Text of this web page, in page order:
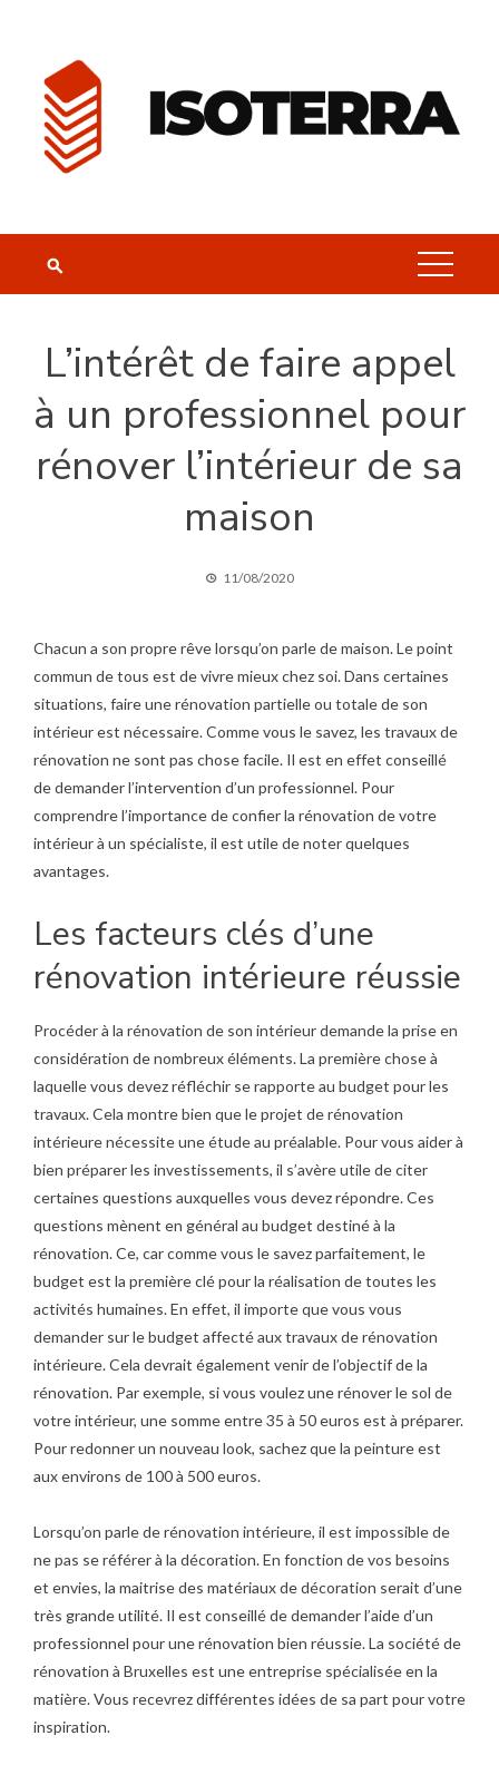
content
L’intérêt de faire appel
à un professionnel pour
rénover l’intérieur de sa
maison
11/08/2020
Chacun a son propre rêve lorsqu’on parle de maison. Le point
commun de tous est de vivre mieux chez soi. Dans certaines
situations, faire une rénovation partielle ou totale de son
intérieur est nécessaire. Comme vous le savez, les travaux de
rénovation ne sont pas chose facile. Il est en effet conseillé
de demander l’intervention d’un professionnel. Pour
comprendre l’importance de confier la rénovation de votre
intérieur à un spécialiste, il est utile de noter quelques
avantages.
Les facteurs clés d’une
rénovation intérieure réussie
Procéder à la rénovation de son intérieur demande la prise en
considération de nombreux éléments. La première chose à
laquelle vous devez réfléchir se rapporte au budget pour les
travaux. Cela montre bien que le projet de rénovation
intérieure nécessite une étude au préalable. Pour vous aider à
bien préparer les investissements, il s’avère utile de citer
certaines questions auxquelles vous devez répondre. Ces
questions mènent en général au budget destiné à la
rénovation. Ce, car comme vous le savez parfaitement, le
budget est la première clé pour la réalisation de toutes les
activités humaines. En effet, il importe que vous vous
demander sur le budget affecté aux travaux de rénovation
intérieure. Cela devrait également venir de l’objectif de la
rénovation. Par exemple, si vous voulez une rénover le sol de
votre intérieur, une somme entre 35 à 50 euros est à préparer.
Pour redonner un nouveau look, sachez que la peinture est
aux environs de 100 à 500 euros.
Lorsqu’on parle de rénovation intérieure, il est impossible de
ne pas se référer à la décoration. En fonction de vos besoins
et envies, la maitrise des matériaux de décoration serait d’une
très grande utilité. Il est conseillé de demander l’aide d’un
professionnel pour une rénovation bien réussie. La société de
rénovation à Bruxelles est une entreprise spécialisée en la
matière. Vous recevrez différentes idées de sa part pour votre
inspiration.